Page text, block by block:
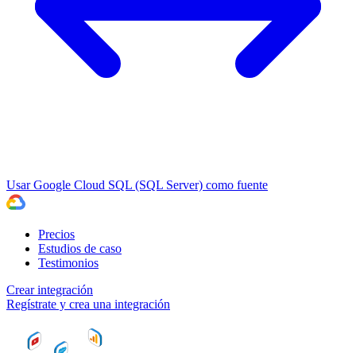
Usar Google Cloud SQL (SQL Server) como fuente
Precios
Estudios de caso
Testimonios
Crear integración
Regístrate y crea una integración